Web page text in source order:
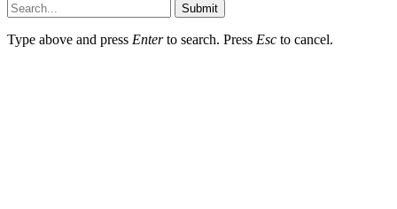
Submit
Type above and press Enterto search. Press Esc to cancel.